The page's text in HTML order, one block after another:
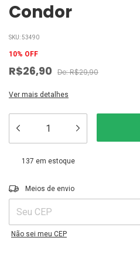
Condor
SKU:53490
10% OFF
R$26,90 R$29,90
Ver mais detalhes
137 em estoque
Entregas para o CEP:
Meios de envio
Não sei meu CEP